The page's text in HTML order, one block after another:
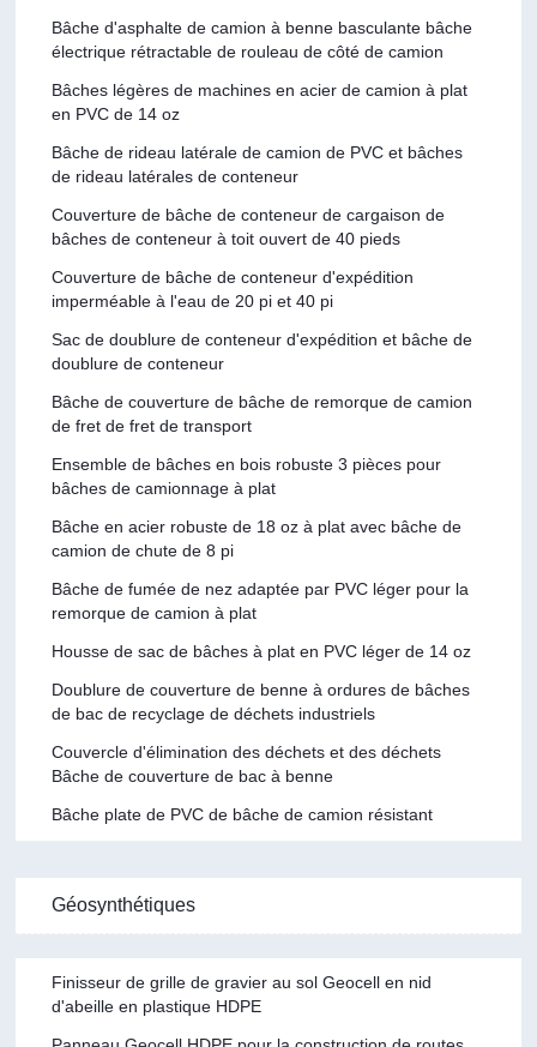
Bâche d'asphalte de camion à benne basculante bâche
électrique rétractable de rouleau de côté de camion
Bâches légères de machines en acier de camion à plat
en PVC de 14 oz
Bâche de rideau latérale de camion de PVC et bâches
de rideau latérales de conteneur
Couverture de bâche de conteneur de cargaison de
bâches de conteneur à toit ouvert de 40 pieds
Couverture de bâche de conteneur d'expédition
imperméable à l'eau de 20 pi et 40 pi
Sac de doublure de conteneur d'expédition et bâche de
doublure de conteneur
Bâche de couverture de bâche de remorque de camion
de fret de fret de transport
Ensemble de bâches en bois robuste 3 pièces pour
bâches de camionnage à plat
Bâche en acier robuste de 18 oz à plat avec bâche de
camion de chute de 8 pi
Bâche de fumée de nez adaptée par PVC léger pour la
remorque de camion à plat
Housse de sac de bâches à plat en PVC léger de 14 oz
Doublure de couverture de benne à ordures de bâches
de bac de recyclage de déchets industriels
Couvercle d'élimination des déchets et des déchets
Bâche de couverture de bac à benne
Bâche plate de PVC de bâche de camion résistant
Géosynthétiques
Finisseur de grille de gravier au sol Geocell en nid
d'abeille en plastique HDPE